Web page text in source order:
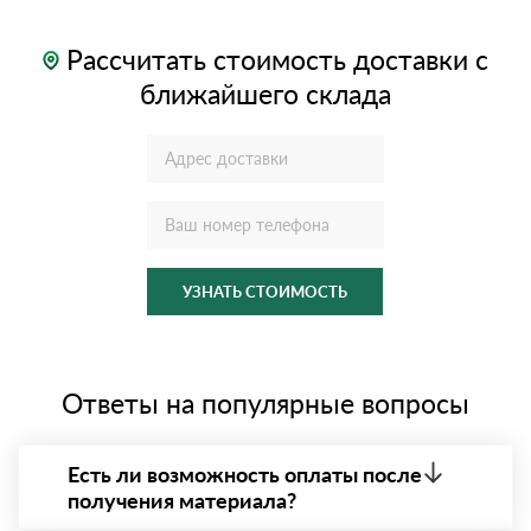
Рассчитать стоимость доставки с
ближайшего склада
УЗНАТЬ СТОИМОСТЬ
Ответы на популярные вопросы
Есть ли возможность оплаты после
получения материала?